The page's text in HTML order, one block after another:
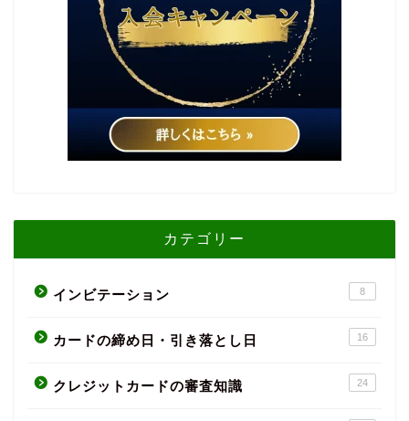
カテゴリー
インビテーション 8
カードの締め日・引き落とし日 16
クレジットカードの審査知識 24